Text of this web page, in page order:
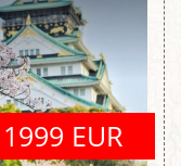
1999 EUR